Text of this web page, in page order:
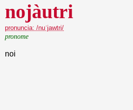
nojàutri
pronuncia: /nuˈjawtri/
pronome
noi